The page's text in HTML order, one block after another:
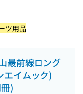
ツ用品
最前線ロング
エイムック)
)